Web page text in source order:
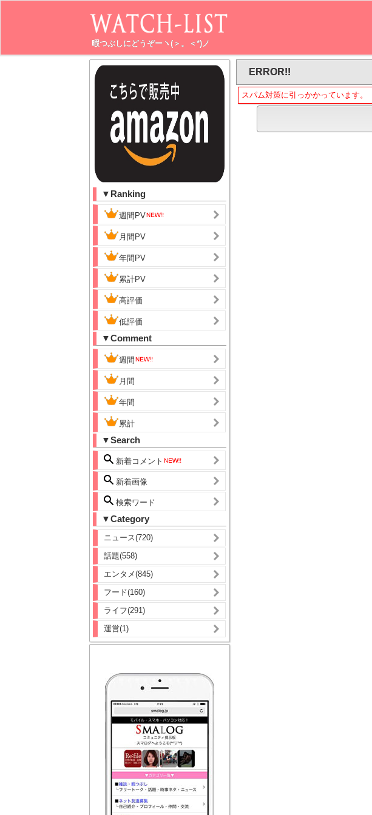
暇つぶしにどうぞーヽ(＞。＜*)ノ
▼Ranking
週間PV
月間PV
年間PV
累計PV
高評価
低評価
▼Comment
週間
月間
年間
累計
▼Search
新着コメント
新着画像
検索ワード
▼Category
ニュース(720)
話題(558)
エンタメ(845)
フード(160)
ライフ(291)
運営(1)
ERROR!!
スパム対策に引っかかっています。